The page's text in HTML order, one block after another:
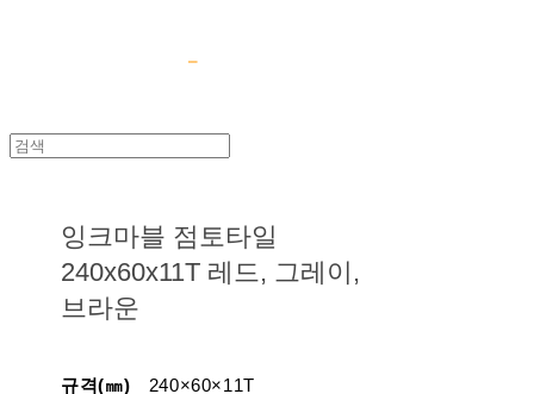
잉크마블 점토타일
240x60x11T 레드, 그레이,
브라운
규격(㎜) 240×60×11T